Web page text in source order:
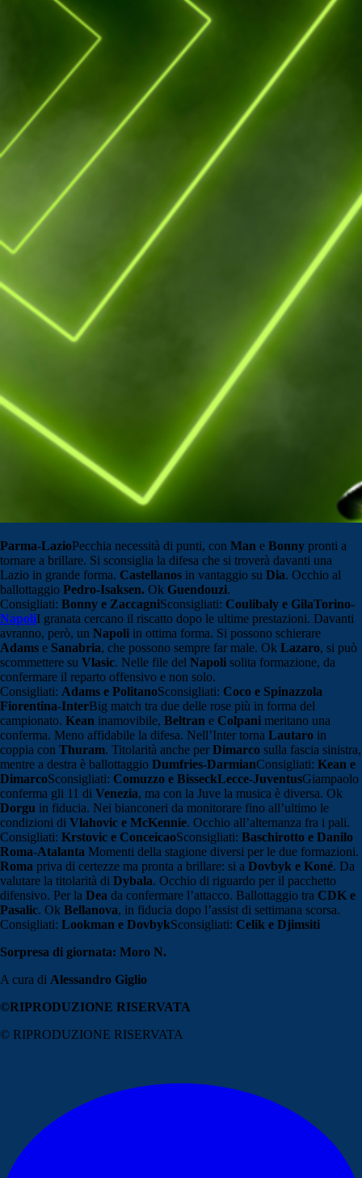
Parma-LazioPecchia necessità di punti, con Man e Bonny pronti a
tornare a brillare. Si sconsiglia la difesa che si troverà davanti una
Lazio in grande forma. Castellanos in vantaggio su Dia. Occhio al
ballottaggio Pedro-Isaksen. Ok Guendouzi.
Consigliati: Bonny e ZaccagniSconsigliati: Coulibaly e GilaTorino-
NapoliI granata cercano il riscatto dopo le ultime prestazioni. Davanti
avranno, però, un Napoli in ottima forma. Si possono schierare
Adams e Sanabria, che possono sempre far male. Ok Lazaro, si può
scommettere su Vlasic. Nelle file del Napoli solita formazione, da
confermare il reparto offensivo e non solo.
Consigliati: Adams e PolitanoSconsigliati: Coco e Spinazzola
Fiorentina-InterBig match tra due delle rose più in forma del
campionato. Kean inamovibile, Beltran e Colpani meritano una
conferma. Meno affidabile la difesa. Nell’Inter torna Lautaro in
coppia con Thuram. Titolarità anche per Dimarco sulla fascia sinistra,
mentre a destra è ballottaggio Dumfries-DarmianConsigliati: Kean e
DimarcoSconsigliati: Comuzzo e BisseckLecce-JuventusGiampaolo
conferma gli 11 di Venezia, ma con la Juve la musica è diversa. Ok
Dorgu in fiducia. Nei bianconeri da monitorare fino all’ultimo le
condizioni di Vlahovic e McKennie. Occhio all’alternanza fra i pali.
Consigliati: Krstovic e ConceicaoSconsigliati: Baschirotto e Danilo
Roma-Atalanta Momenti della stagione diversi per le due formazioni.
Roma priva di certezze ma pronta a brillare: si a Dovbyk e Koné. Da
valutare la titolarità di Dybala. Occhio di riguardo per il pacchetto
difensivo. Per la Dea da confermare l’attacco. Ballottaggio tra CDK e
Pasalic. Ok Bellanova, in fiducia dopo l’assist di settimana scorsa.
Consigliati: Lookman e DovbykSconsigliati: Celik e Djimsiti
Sorpresa di giornata: Moro N.
A cura di Alessandro Giglio
©RIPRODUZIONE RISERVATA
© RIPRODUZIONE RISERVATA